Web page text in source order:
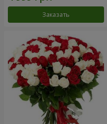
Заказать